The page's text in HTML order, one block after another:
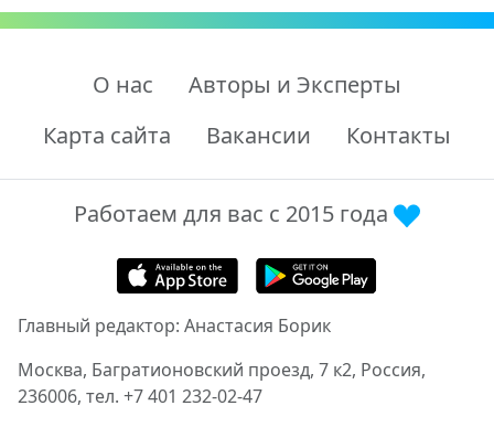
О нас
Авторы и Эксперты
Карта сайта
Вакансии Контакты
Работаем для вас с 2015 года
Главный редактор: Анастасия Борик
Москва, Багратионовский проезд, 7 к2, Россия,
236006, тел. +7 401 232-02-47